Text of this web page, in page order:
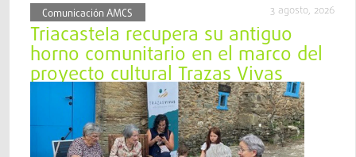
Comunicación AMCS 3 agosto, 2026
Triacastela recupera su antiguo
horno comunitario en el marco del
proyecto cultural Trazas Vivas